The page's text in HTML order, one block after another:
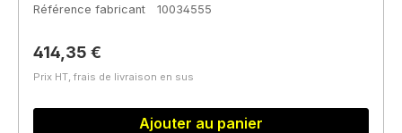
Référence fabricant
10034555
Prix régulier :
414,35 €
Prix HT, frais de livraison en sus
Ajouter au panier